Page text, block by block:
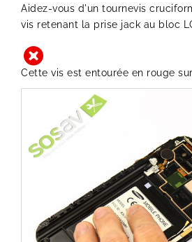
Aidez-vous d'un tournevis
vis retenant la prise jack au bloc
Cette vis est entourée en rouge